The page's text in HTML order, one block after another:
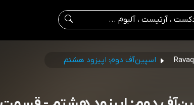
اسپین‌آف دوم: اپیزود هشتم